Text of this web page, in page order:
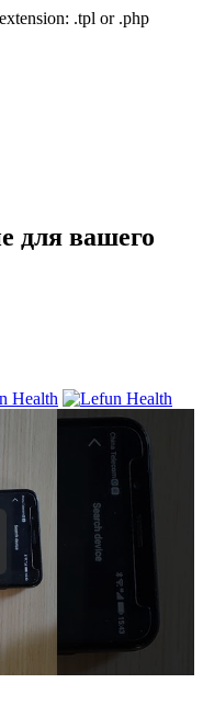
.tpl or .php
для вашего